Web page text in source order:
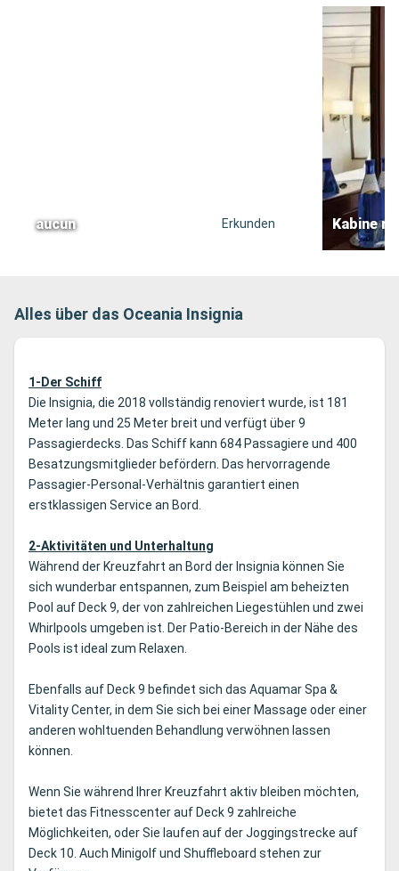
aucun Erkunden Kabine
Alles über das Oceania Insignia
1-Der Schiff
Die Insignia, die 2018 vollständig renoviert wurde, ist 181
Meter lang und 25 Meter breit und verfügt über 9
Passagierdecks. Das Schiff kann 684 Passagiere und 400
Besatzungsmitglieder befördern. Das hervorragende
Passagier-Personal-Verhältnis garantiert einen
erstklassigen Service an Bord.
2-Aktivitäten und Unterhaltung
Während der Kreuzfahrt an Bord der Insignia können Sie
sich wunderbar entspannen, zum Beispiel am beheizten
Pool auf Deck 9, der von zahlreichen Liegestühlen und zwei
Whirlpools umgeben ist. Der Patio-Bereich in der Nähe des
Pools ist ideal zum Relaxen.
Ebenfalls auf Deck 9 befindet sich das Aquamar Spa &
Vitality Center, in dem Sie sich bei einer Massage oder einer
anderen wohltuenden Behandlung verwöhnen lassen
können.
Wenn Sie während Ihrer Kreuzfahrt aktiv bleiben möchten,
bietet das Fitnesscenter auf Deck 9 zahlreiche
Möglichkeiten, oder Sie laufen auf der Joggingstrecke auf
Deck 10. Auch Minigolf und Shuffleboard stehen zur